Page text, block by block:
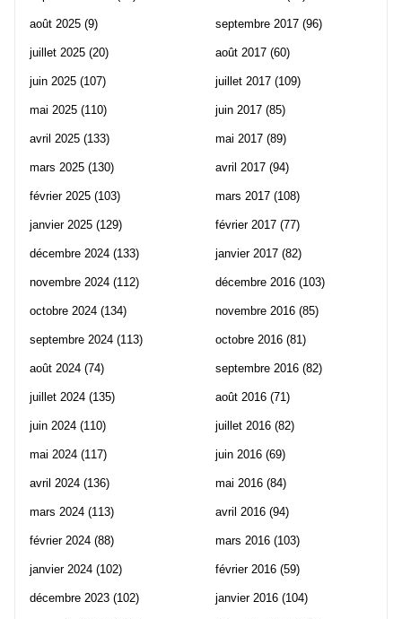
août 2025 (9)
juillet 2025 (20)
juin 2025 (107)
mai 2025 (110)
avril 2025 (133)
mars 2025 (130)
février 2025 (103)
janvier 2025 (129)
décembre 2024 (133)
novembre 2024 (112)
octobre 2024 (134)
septembre 2024 (113)
août 2024 (74)
juillet 2024 (135)
juin 2024 (110)
mai 2024 (117)
avril 2024 (136)
mars 2024 (113)
février 2024 (88)
janvier 2024 (102)
décembre 2023 (102)
septembre 2017 (96)
août 2017 (60)
juillet 2017 (109)
juin 2017 (85)
mai 2017 (89)
avril 2017 (94)
mars 2017 (108)
février 2017 (77)
janvier 2017 (82)
décembre 2016 (103)
novembre 2016 (85)
octobre 2016 (81)
septembre 2016 (82)
août 2016 (71)
juillet 2016 (82)
juin 2016 (69)
mai 2016 (84)
avril 2016 (94)
mars 2016 (103)
février 2016 (59)
janvier 2016 (104)